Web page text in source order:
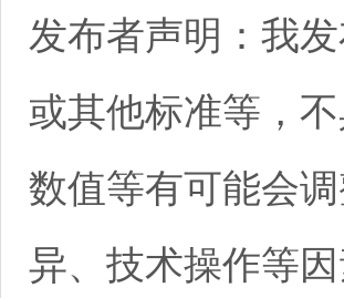
发布者声明：我
或其他标准等，
数值等有可能会
异、技术操作等